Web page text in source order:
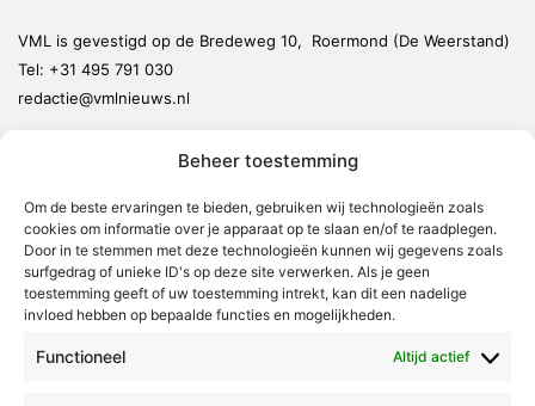
Beheer toestemming
Om de beste ervaringen te bieden, gebruiken wij technologieën zoals
cookies om informatie over je apparaat op te slaan en/of te raadplegen.
Door in te stemmen met deze technologieën kunnen wij gegevens zoals
surfgedrag of unieke ID's op deze site verwerken. Als je geen
toestemming geeft of uw toestemming intrekt, kan dit een nadelige
invloed hebben op bepaalde functies en mogelijkheden.
Functioneel Altijd actief
VML is gevestigd op de Bredeweg 10, Roermond (De Weerstand)
Tel: +31 495 791 030
redactie@vmlnieuws.nl
Leudal
Maasgouw
Echt-Susteren